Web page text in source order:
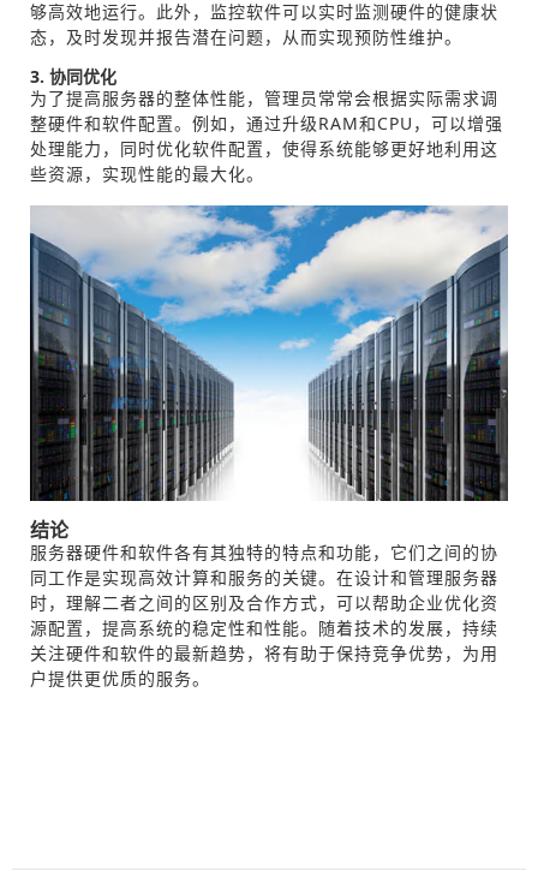
够高效地运行。此外，监控软件可以实时监测硬件的健康状
态，及时发现并报告潜在问题，从而实现预防性维护。
3. 协同优化
为了提高服务器的整体性能，管理员常常会根据实际需求调
整硬件和软件配置。例如，通过升级RAM和CPU，可以增强
处理能力，同时优化软件配置，使得系统能够更好地利用这
些资源，实现性能的最大化。
结论
服务器硬件和软件各有其独特的特点和功能，它们之间的协
同工作是实现高效计算和服务的关键。在设计和管理服务器
时，理解二者之间的区别及合作方式，可以帮助企业优化资
源配置，提高系统的稳定性和性能。随着技术的发展，持续
关注硬件和软件的最新趋势，将有助于保持竞争优势，为用
户提供更优质的服务。